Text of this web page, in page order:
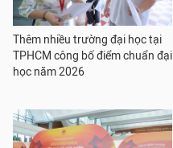
Thêm nhiều trường đại học tại
TPHCM công bố điểm chuẩn đại
học năm 2026